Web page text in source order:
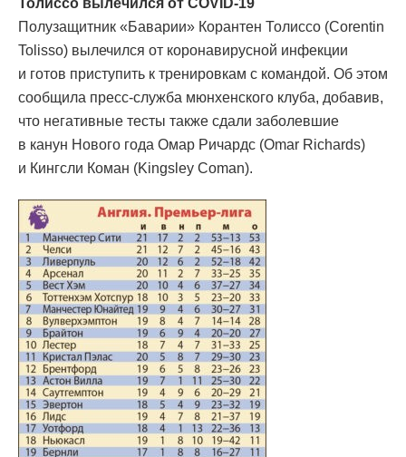
Толиссо вылечился от COVID-19
Полузащитник «Баварии» Корантен Толиссо (Corentin
Tolisso) вылечился от коронавирусной инфекции
и готов приступить к тренировкам с командой. Об этом
сообщила пресс-служба мюнхенского клуба, добавив,
что негативные тесты также сдали заболевшие
в канун Нового года Омар Ричардс (Omar Richards)
и Кингсли Коман (Kingsley Coman).